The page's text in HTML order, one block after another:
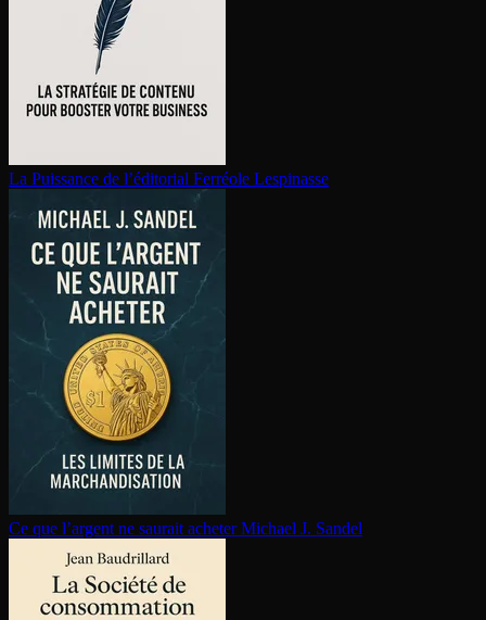
La Puissance de l’éditorial Ferréole Lespinasse
Ce que l’argent ne saurait acheter Michael J. Sandel